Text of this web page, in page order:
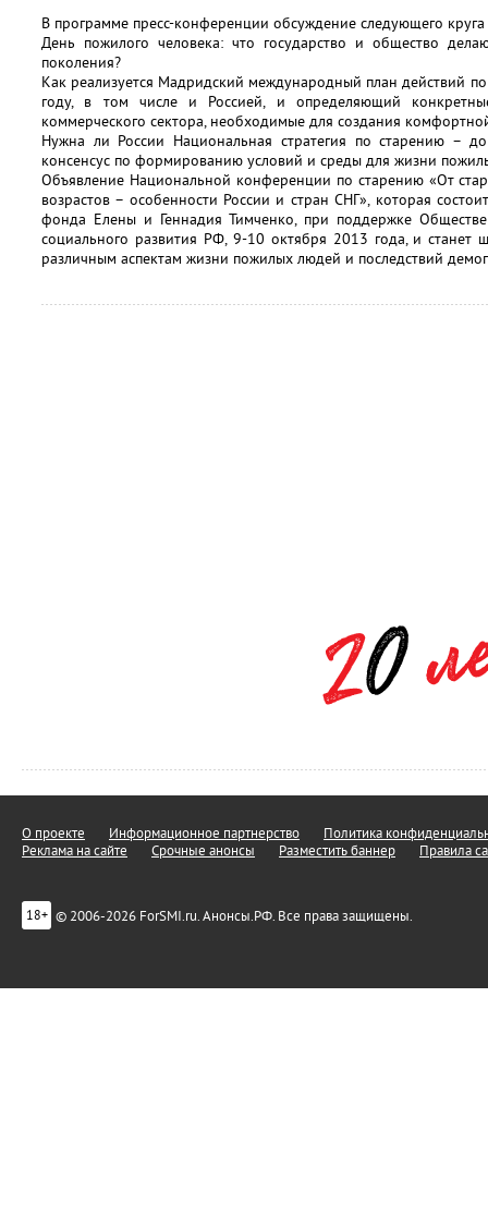
В программе пресс-конференции обсуждение следующего круга
День пожилого человека: что государство и общество
поколения?
Как реализуется Мадридский международный план действий
году, в том числе и Россией, и определяющий
коммерческого сектора, необходимые для создания
Нужна ли России Национальная стратегия по старению –
консенсус по формированию условий и среды для жизни
Объявление Национальной конференции по старению «От
возрастов – особенности России и стран СНГ», которая
фонда Елены и Геннадия Тимченко, при поддержке
социального развития РФ, 9-10 октября 2013 года, и
различным аспектам жизни пожилых людей и последствий
О проекте Информационное партнерство
Политика
Реклама на сайте
Срочные анонсы Разместить баннер Правила
18+ © 2006-2026 ForSMI.ru. Анонсы.РФ. Все права защищены.